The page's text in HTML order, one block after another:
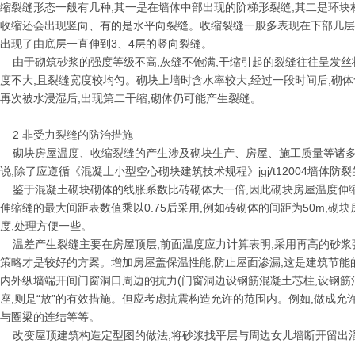
缩裂缝形态一般有几种,其一是在墙体中部出现的阶梯形裂缝,其二是环
收缩还会出现竖向、有的是水平向裂缝。收缩裂缝一般多表现在下部几
出现了由底层一直伸到3、4层的竖向裂缝。
由于砌筑砂浆的强度等级不高,灰缝不饱满,干缩引起的裂缝往往呈发
度不大,且裂缝宽度较均匀。砌块上墙时含水率较大,经过一段时间后,砌
再次被水浸湿后,出现第二干缩,砌体仍可能产生裂缝。
2 非受力裂缝的防治措施
砌块房屋温度、收缩裂缝的产生涉及砌块生产、房屋 、施工质量等诸
说,除了应遵循《混凝土小型空心砌块建筑技术规程》jgj/t12004墙体防
鉴于混凝土砌块砌体的线胀系数比砖砌体大一倍,因此砌块房屋温度
伸缩缝的最大间距表数值乘以0.75后采用,例如砖砌体的间距为50m,砌
度,处理方便一些。
温差产生裂缝主要在房屋顶层,前面温度应力计算表明,采用再高的砂浆
策略才是较好的方案。增加房屋盖保温性能,防止屋面渗漏,这是建筑节
内外纵墙端开间门窗洞口周边的抗力(门窗洞边设钢筋混凝土芯柱,设钢
座,则是“放”的有效措施。但应考虑抗震构造允许的范围内。例如,做成
与圈梁的连结等等。
改变屋顶建筑构造定型图的做法,将砂浆找平层与周边女儿墙断开留